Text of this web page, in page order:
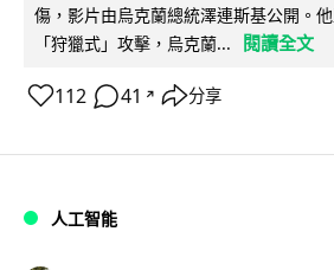
傷，影片由烏克蘭總統澤連斯基公開。
「狩獵式」攻擊，烏克蘭...
閱讀全文
112 41 ↗ 分享
人工智能